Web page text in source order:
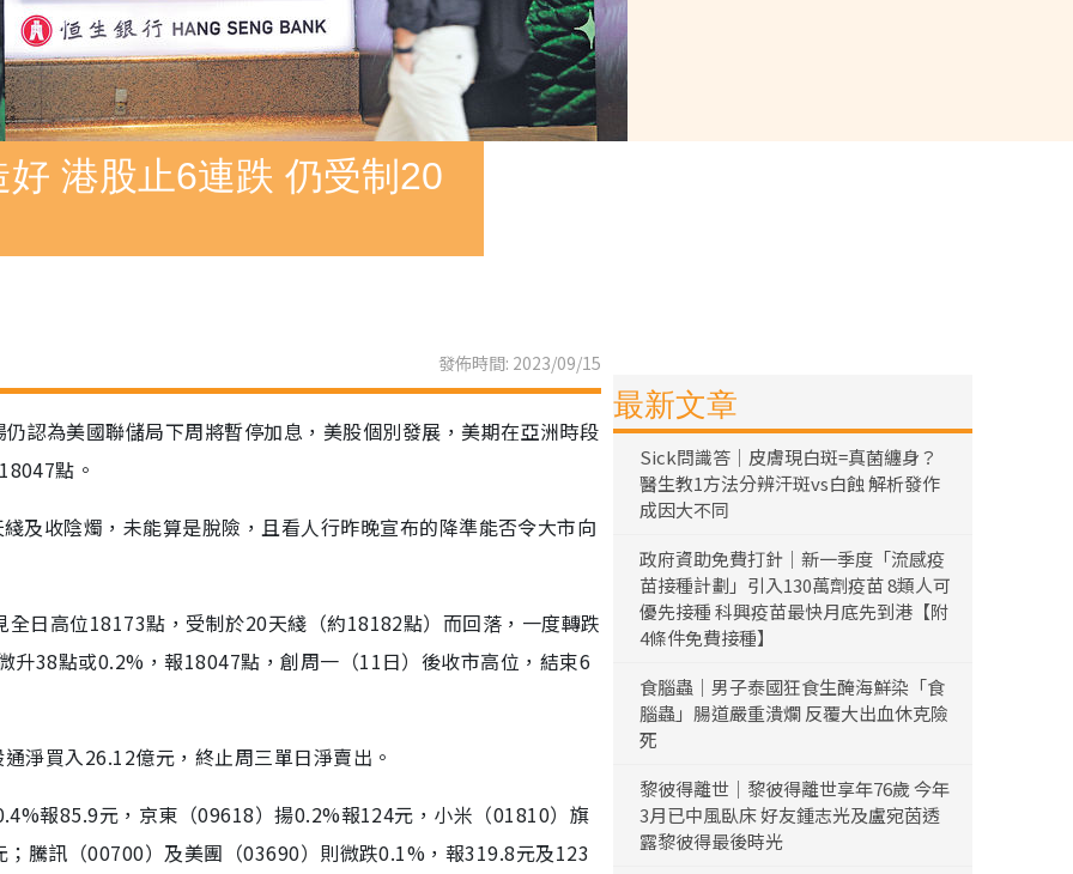
港股止6連跌 仍受制20
發佈時間: 2023/09/15
認為美國聯儲局下周將暫停加息，美股個別發展，美期在亞洲時段
點。
及收陰燭，未能算是脫險，且看人行昨晚宣布的降準能否令大市向
日高位18173點，受制於20天綫（約18182點）而回落，一度轉跌
升38點或0.2%，報18047點，創周一（11日）後收市高位，結束6
淨買入26.12億元，終止周三單日淨賣出。
報85.9元，京東（09618）揚0.2%報124元，小米（01810）旗
騰訊（00700）及美團（03690）則微跌0.1%，報319.8元及123
最新文章
Sick問識答｜皮膚現白斑=真菌纏身？
醫生教1方法分辨汗斑vs白蝕 解析發作
成因大不同
政府資助免費打針｜新一季度「流感疫
苗接種計劃」引入130萬劑疫苗 8類人可
優先接種 科興疫苗最快月底先到港【附
4條件免費接種】
食腦蟲｜男子泰國狂食生醃海鮮染「食
腦蟲」腸道嚴重潰爛 反覆大出血休克險
死
黎彼得離世｜黎彼得離世享年76歲 今年
3月已中風臥床 好友鍾志光及盧宛茵透
露黎彼得最後時光